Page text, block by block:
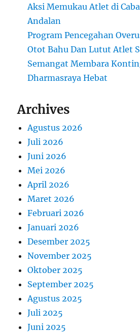
Aksi Memukau Atlet di
Andalan
Program Pencegahan
Otot Bahu Dan Lutut Atlet
Semangat Membara
Dharmasraya Hebat
Archives
Agustus 2026
Juli 2026
Juni 2026
Mei 2026
April 2026
Maret 2026
Februari 2026
Januari 2026
Desember 2025
November 2025
Oktober 2025
September 2025
Agustus 2025
Juli 2025
Juni 2025